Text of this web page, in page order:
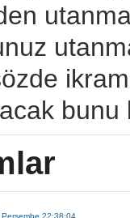
bunu
Perşembe 22:38:04